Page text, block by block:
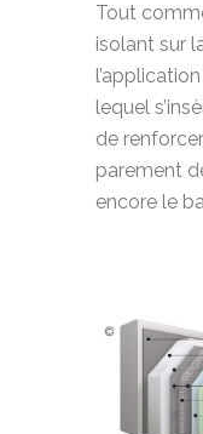
Tout
isolant sur
lequel
de
parement
encore le